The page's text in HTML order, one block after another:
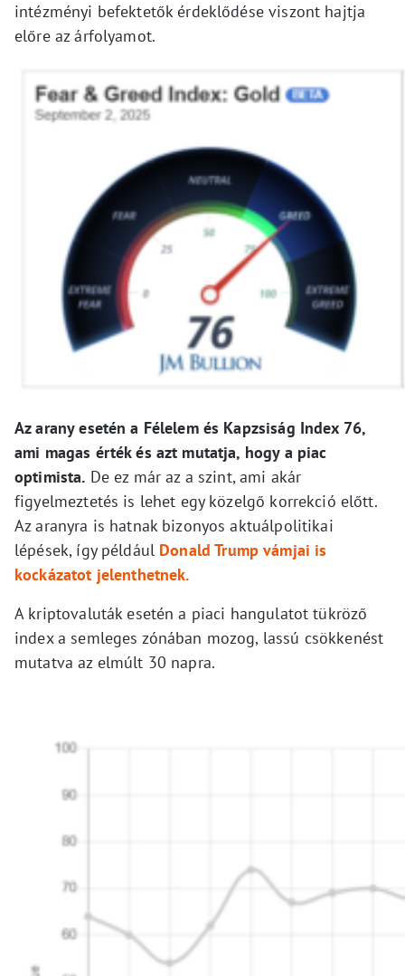
intézményi befektetők érdeklődése viszont hajtja
előre az árfolyamot.
Az arany esetén a Félelem és Kapzsiság Index 76,
ami magas érték és azt mutatja, hogy a piac
optimista. De ez már az a szint, ami akár
figyelmeztetés is lehet egy közelgő korrekció előtt.
Az aranyra is hatnak bizonyos aktuálpolitikai
lépések, így például Donald Trump vámjai is
kockázatot jelenthetnek.
A kriptovaluták esetén a piaci hangulatot tükröző
index a semleges zónában mozog, lassú csökkenést
mutatva az elmúlt 30 napra.